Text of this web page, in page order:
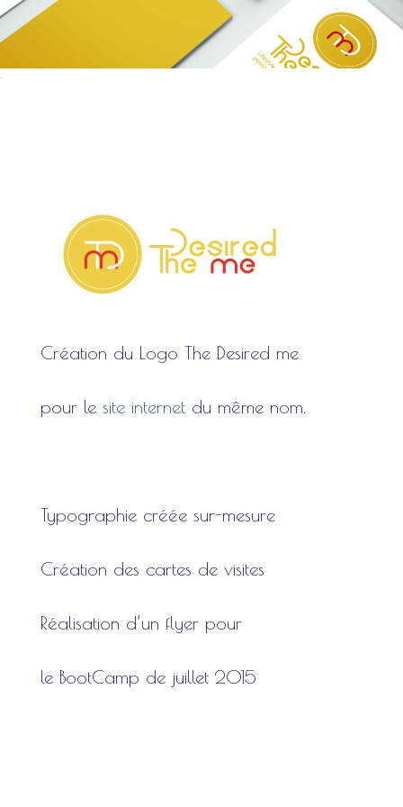
Création du Logo The Desired me
pour le site internetdu même nom.
Typographie créée sur-mesure
Création des cartes de visites
Réalisation d’un flyer pour
le BootCamp de juillet 2015